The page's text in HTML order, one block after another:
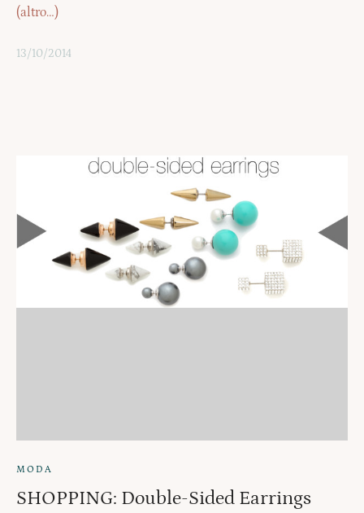
(altro…)
13/10/2014
MODA
SHOPPING: Double-Sided Earrings